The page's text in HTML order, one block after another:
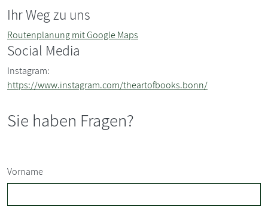
Ihr Weg zu uns
Routenplanung mit Google Maps
Social Media
Instagram:
https://www.instagram.com/theartofbooks.bonn/
Sie haben Fragen?
Vorname